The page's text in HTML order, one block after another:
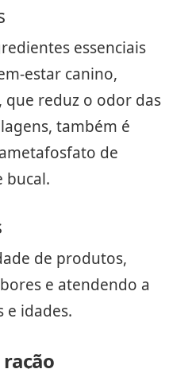
essenciais
estar canino,
que reduz o odor das
também é
de
bucal.
de produtos,
e atendendo a
e idades.